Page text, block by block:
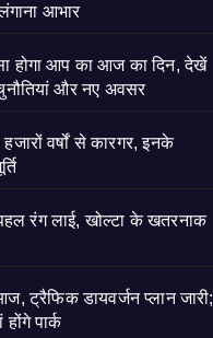
आभार
होगा आप का आज का दिन, देखें
और नए अवसर
हजारों वर्षों से कारगर, इनके
पहल रंग लाई, खोल्टा के खतरनाक
ट्रैफिक डायवर्जन प्लान जारी;
पार्क